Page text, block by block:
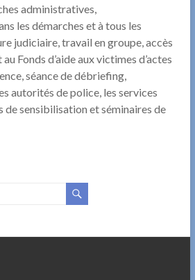
administratives,
les démarches et à tous les
judiciaire, travail en groupe, accès
Fonds d’aide aux victimes d’actes
séance de débriefing,
autorités de police, les services
de sensibilisation et séminaires de